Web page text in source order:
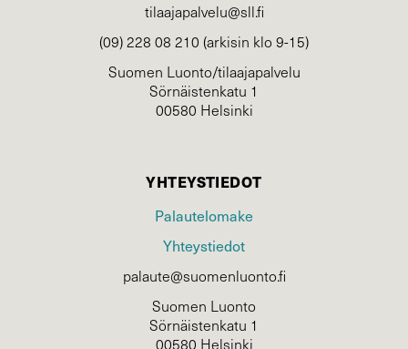
tilaajapalvelu@sll.fi
(09) 228 08 210 (arkisin klo 9-15)
Suomen Luonto/tilaajapalvelu
Sörnäistenkatu 1
00580 Helsinki
YHTEYSTIEDOT
Palautelomake
Yhteystiedot
palaute@suomenluonto.fi
Suomen Luonto
Sörnäistenkatu 1
00580 Helsinki